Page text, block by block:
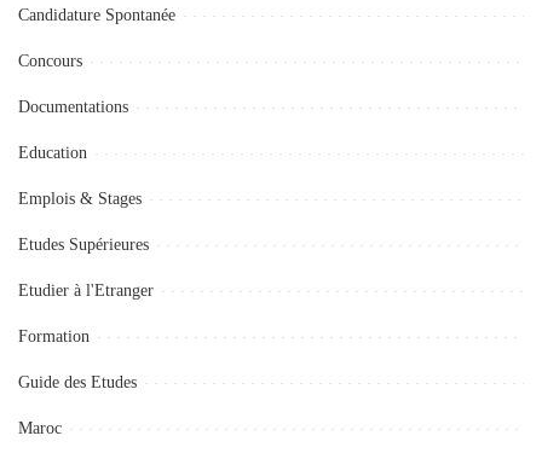
Candidature Spontanée
Concours
Documentations
Education
Emplois & Stages
Etudes Supérieures
Etudier à l'Etranger
Formation
Guide des Etudes
Maroc